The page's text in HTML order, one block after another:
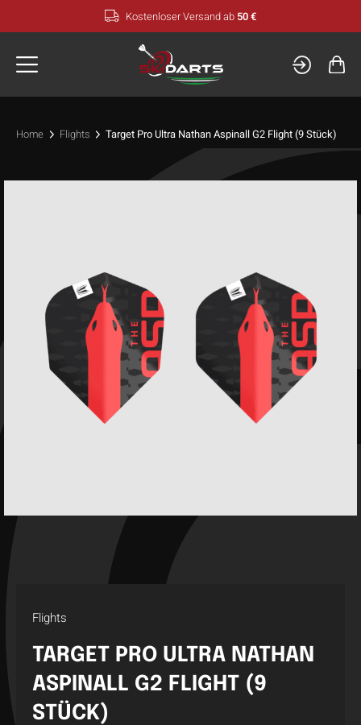
Inhalt
Kostenloser Versand ab 50 €
Home Flights Target Pro Ultra Nathan Aspinall G2 Flight (9 Stück)
Flights
TARGET PRO ULTRA NATHAN
ASPINALL G2 FLIGHT (9
STÜCK)